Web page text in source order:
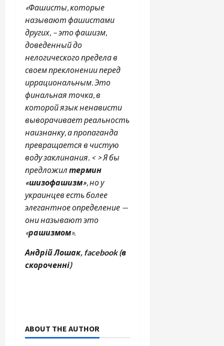
«Фашисты, которые
называют фашистами
других, – это фашизм,
доведенный до
нелогического предела в
своем преклонении перед
иррациональным. Это
финальная точка, в
которой язык ненависти
выворачивает реальность
наизнанку, а пропаганда
превращается в чистую
воду заклинания. < > Я бы
предложил термин
«шизофашизм», но у
украинцев есть более
элегантное определение —
они называют это
«рашизмом».
Андрій Лошак, facebook (в
скороченні)
ABOUT THE AUTHOR